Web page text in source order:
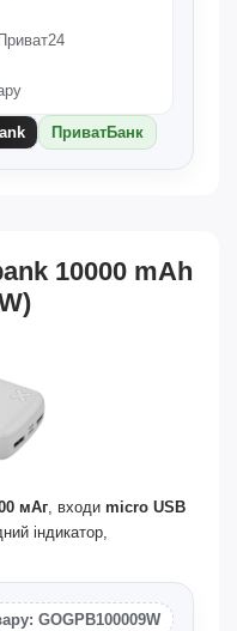
ПриватБанк
10000 mAh
мАг, входи micro USB
індикатор,
GOGPB100009W